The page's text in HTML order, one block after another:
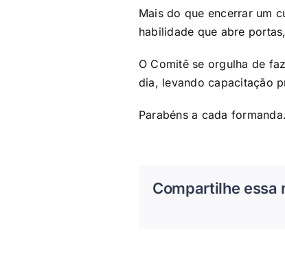
Mais do que encerrar um
habilidade que abre
O Comitê se orgulha de
dia, levando capacitação
Parabéns a cada formanda.
Compartilhe essa